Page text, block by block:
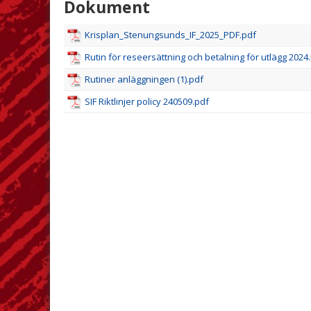
Dokument
Krisplan_Stenungsunds_IF_2025_PDF.pdf
Rutin för reseersättning och betalning för utlägg
Rutiner anläggningen (1).pdf
SIF Riktlinjer policy 240509.pdf